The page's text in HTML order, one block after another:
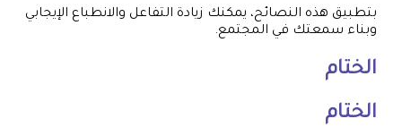
بتطبيق هذه النصائح، يمكنك زيادة التفاعل والانطباع الإيجابي
وبناء سمعتك في المجتمع.
الختام
الختام